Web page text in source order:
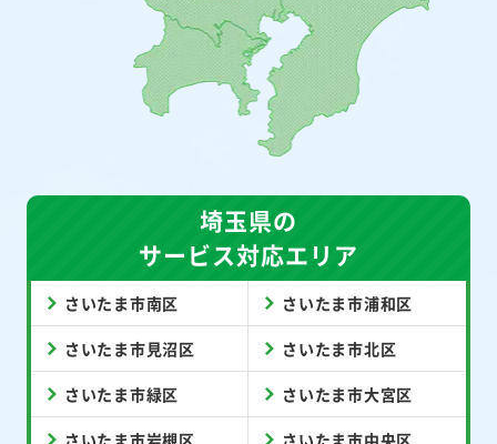
埼玉県の
サービス対応エリア
さいたま市南区 さいたま市浦和区
さいたま市見沼区 さいたま市北区
さいたま市緑区 さいたま市大宮区